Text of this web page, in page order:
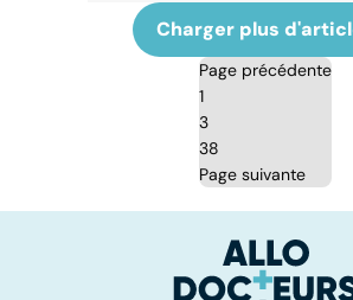
Charger plus
Page précédente
1
3
38
Page suivante